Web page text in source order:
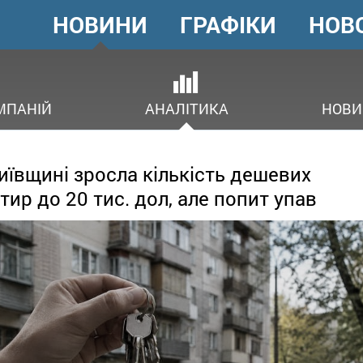
ГОЛОВНЕ
МЕНЮ
НОВИНИ
АНАЛІТИКА
ГРАФІКИ
зросла кількість дешевих
до 20 тис. дол, але попит упав